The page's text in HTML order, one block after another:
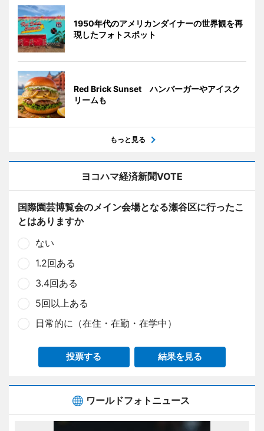
1950年代のアメリカンダイナーの世界観を再
現したフォトスポット
Red Brick Sunset ハンバーガーやアイスク
リームも
もっと見る
ヨコハマ経済新聞VOTE
国際園芸博覧会のメイン会場となる瀬谷区に行ったこ
とはありますか
ない
1.2回ある
3.4回ある
5回以上ある
日常的に（在住・在勤・在学中）
投票する 結果を見る
ワールドフォトニュース